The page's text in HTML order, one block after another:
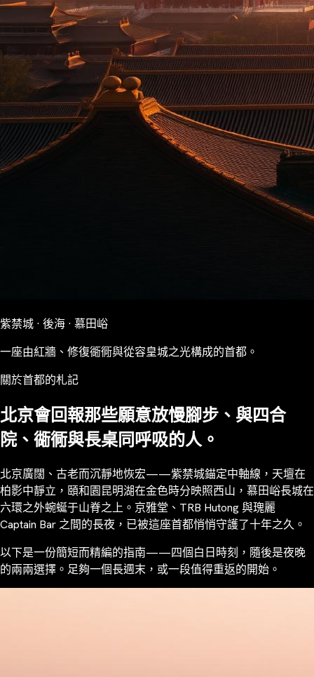
紫禁城 · 後海 · 慕田峪
一座由紅牆、修復衚衕與從容皇城之光構成的首都。
關於首都的札記
北京會回報那些願意放慢腳步、與四合
院、衚衕與長桌同呼吸的人。
北京廣闊、古老而沉靜地恢宏——紫禁城錨定中軸線，天壇在
柏影中靜立，頤和園昆明湖在金色時分映照西山，慕田峪長城在
六環之外蜿蜒于山脊之上。京雅堂、TRB Hutong 與瑰麗
Captain Bar 之間的長夜，已被這座首都悄悄守護了十年之久。
以下是一份簡短而精編的指南——四個白日時刻，隨後是夜晚
的兩兩選擇。足夠一個長週末，或一段值得重返的開始。